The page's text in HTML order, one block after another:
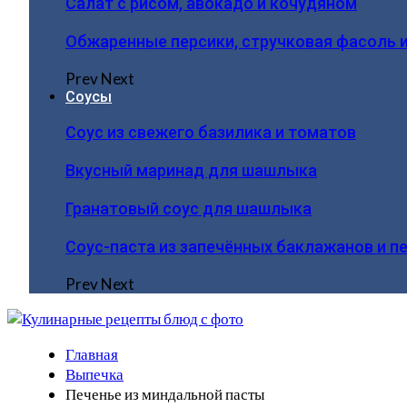
Обжаренные персики, стручковая фасоль
PrevNext
Соусы
Соус из свежего базилика и томатов
Вкусный маринад для шашлыка
Гранатовый соус для шашлыка
Соус-паста из запечённых баклажанов и
PrevNext
Главная
Выпечка
Печенье из миндальной пасты